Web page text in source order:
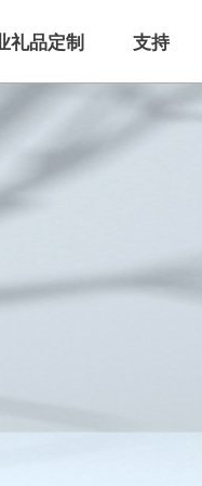
礼品定制 支持